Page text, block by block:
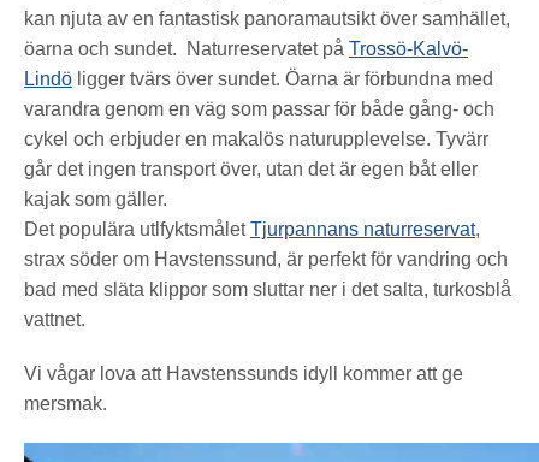
kan njuta av en fantastisk panoramautsikt över samhället,
öarna och sundet.
Naturreservatet på Trossö-Kalvö-
Lindö ligger tvärs över sundet. Öarna är förbundna med
varandra genom en väg som passar för både gång- och
cykel och erbjuder en makalös naturupplevelse. Tyvärr
går det ingen transport över, utan det är egen båt eller
kajak som gäller.
Det populära utlfyktsmåletTjurpannans naturreservat,
strax söder om Havstenssund, är perfekt för vandring och
bad med släta klippor som sluttar ner i det salta, turkosblå
vattnet.
Vi vågar lova att Havstenssunds idyll kommer att ge
mersmak.